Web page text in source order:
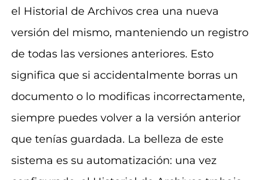
el Historial de Archivos crea una nueva
versión del mismo, manteniendo un registro
de todas las versiones anteriores. Esto
significa que si accidentalmente borras un
documento o lo modificas incorrectamente,
siempre puedes volver a la versión anterior
que tenías guardada. La belleza de este
sistema es su automatización: una vez